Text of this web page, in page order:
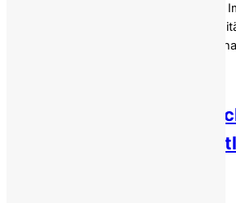
weiteren Tag mit Einschränkungen und
Giftige Luft zwang Schulen und
Chuzestan, Ost- und West-
Iran: Regime versucht
Selbstverbrennung